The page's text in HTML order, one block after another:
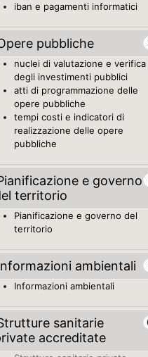
iban e pagamenti informatici
pubbliche
nuclei di valutazione e verifica
degli investimenti pubblici
atti di programmazione delle
opere pubbliche
tempi costi e indicatori di
realizzazione delle opere
pubbliche
e governo
territorio
Pianificazione e governo del
territorio
ambientali
Informazioni ambientali
sanitarie
accreditate